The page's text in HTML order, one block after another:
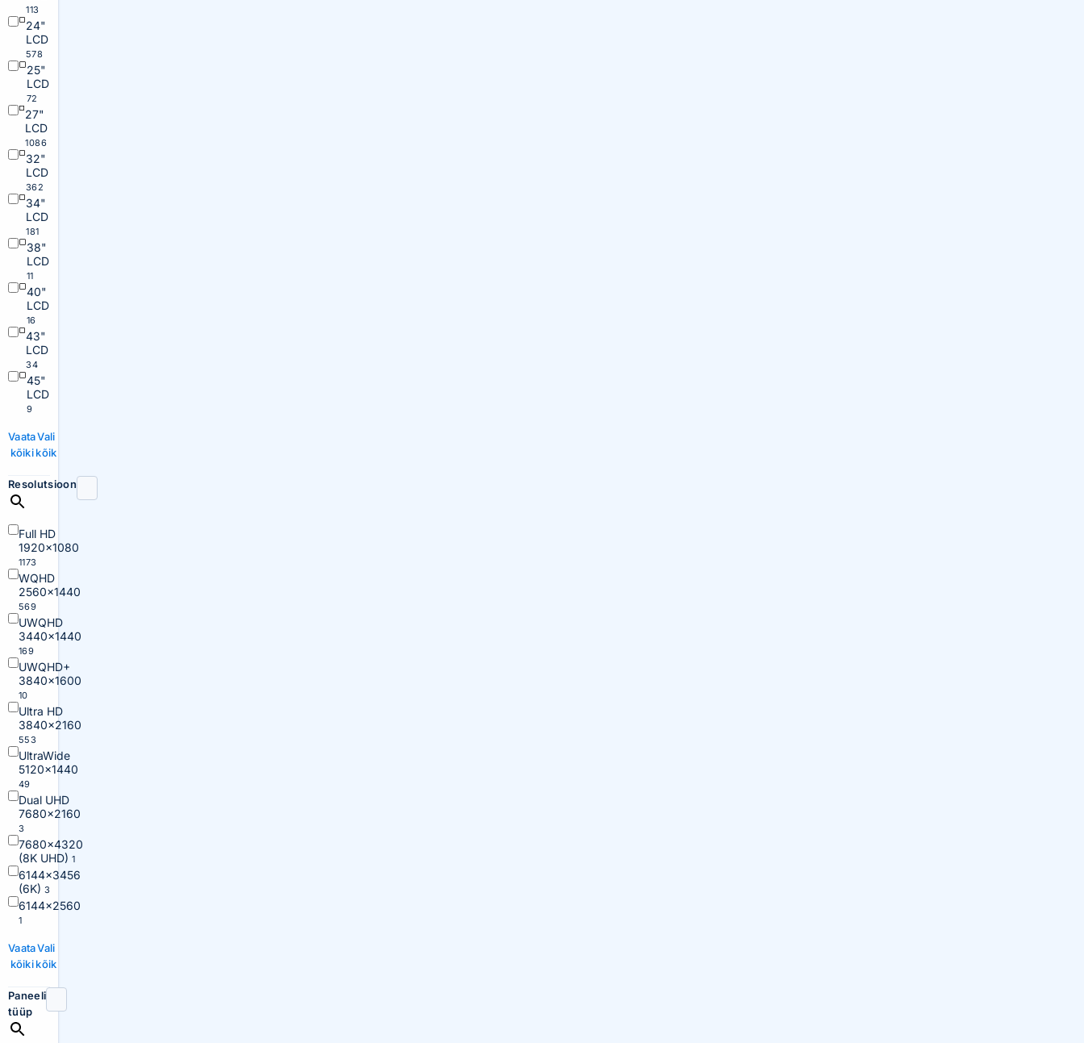
113
24"
LCD
578
25"
LCD
72
27"
LCD
1086
32"
LCD
362
34"
LCD
181
38"
LCD
11
40"
LCD
16
43"
LCD
34
45"
LCD
9
Vaata
kõiki
Vali
kõik
Resolutsioon
Full HD
1920×1080
1173
WQHD
2560×1440
569
UWQHD
3440×1440
169
UWQHD+
3840×1600
10
Ultra HD
3840×2160
553
UltraWide
5120×1440
49
Dual UHD
7680×2160
3
7680×4320
(8K UHD) 1
6144×3456
(6K) 3
6144×2560
1
Vaata
kõiki
Vali
kõik
Paneeli
tüüp